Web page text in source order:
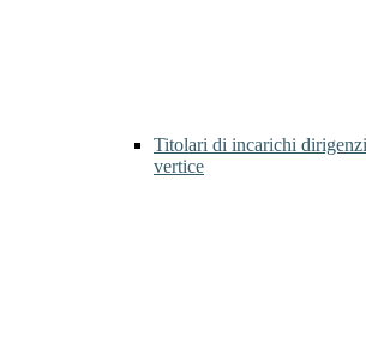
Titolari di incarichi
vertice